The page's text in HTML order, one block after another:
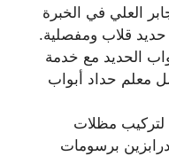
العلي في الخبرة
حديد قلاب ومفصلية.
الحديد مع خدمة
معلم حداد أبواب
لتركيب مظلات
برسومات